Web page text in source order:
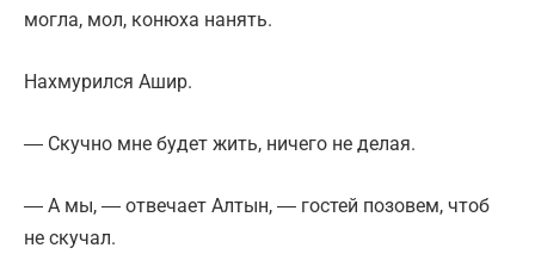
могла, мол, конюха нанять.
Нахмурился Ашир.
― Скучно мне будет жить, ничего не делая.
― А мы, ― отвечает Алтын, ― гостей позовем, чтоб
не скучал.